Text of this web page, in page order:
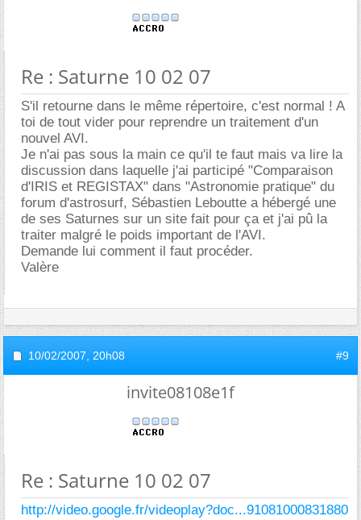
Re : Saturne 10 02 07
S'il retourne dans le même répertoire, c'est normal ! A
toi de tout vider pour reprendre un traitement d'un
nouvel AVI.
Je n'ai pas sous la main ce qu'il te faut mais va lire la
discussion dans laquelle j'ai participé "Comparaison
d'IRIS et REGISTAX" dans "Astronomie pratique" du
forum d'astrosurf, Sébastien Leboutte a hébergé une
de ses Saturnes sur un site fait pour ça et j'ai pû la
traiter malgré le poids important de l'AVI.
Demande lui comment il faut procéder.
Valère
10/02/2007, 20h08 #9
invite08108e1f
Re : Saturne 10 02 07
http://video.google.fr/videoplay?doc...91081000831880